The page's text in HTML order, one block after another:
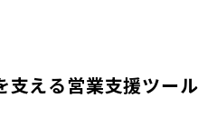
える営業支援ツー